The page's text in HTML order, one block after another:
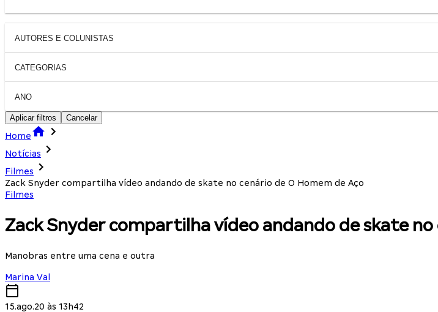
AUTORES E COLUNISTAS
CATEGORIAS
ANO
Aplicar filtros Cancelar
Home
Notícias
Filmes
Zack Snyder compartilha vídeo andando de skate no cenário de O Homem de Aço
Filmes
Zack Snyder compartilha vídeo andando de skate no
Manobras entre uma cena e outra
Marina Val
15.ago.20 às 13h42